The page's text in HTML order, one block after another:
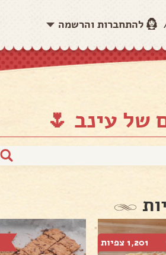
להתחברות והרשמה
של עינב 🌷
1,201 צפיות